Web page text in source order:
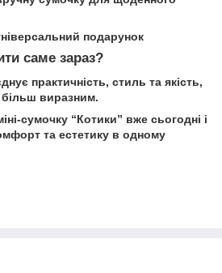
подарунок
саме зараз?
практичність, стиль та якість,
виразним.
сумочку “Котики” вже сьогодні і
та естетику в одному